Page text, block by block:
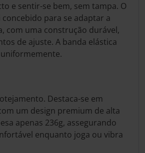
e sentir-se bem, sem tampa. O
para se adaptar a
com uma construção durável,
de ajuste. A banda elástica
Destaca-se em
um design premium de alta
apenas 236g, assegurando
enquanto joga ou vibra